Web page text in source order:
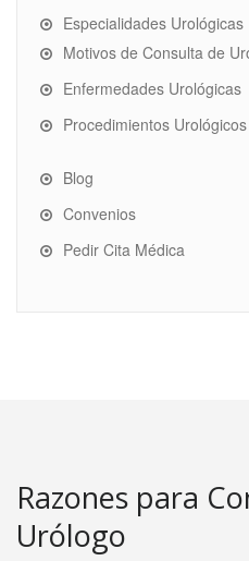
Especialidades Urológicas
Motivos de Consulta de
Enfermedades Urológicas
Procedimientos Urológicos
Blog
Convenios
Pedir Cita Médica
Razones para
Urólogo